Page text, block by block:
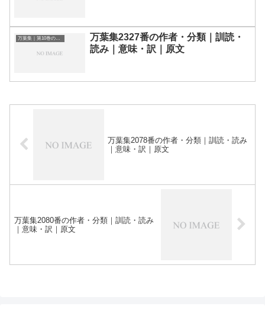
万葉集｜第10巻の和歌一覧
万葉集2327番の作者・分類｜訓読・
読み｜意味・訳｜原文
万葉集2078番の作者・分類｜訓読・読み
｜意味・訳｜原文
万葉集2080番の作者・分類｜訓読・読み
｜意味・訳｜原文